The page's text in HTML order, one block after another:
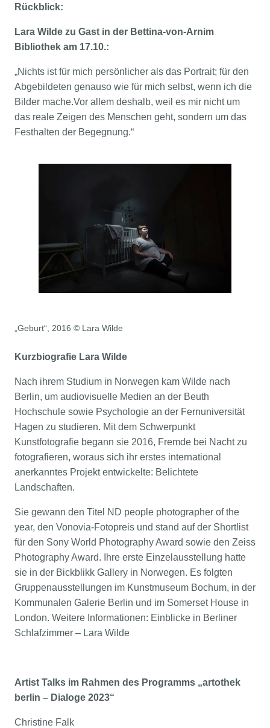
Rückblick:
Lara Wilde zu Gast in der Bettina-von-Arnim
Bibliothek am 17.10.:
„Nichts ist für mich persönlicher als das Portrait; für den
Abgebildeten genauso wie für mich selbst, wenn ich die
Bilder mache.Vor allem deshalb, weil es mir nicht um
das reale Zeigen des Menschen geht, sondern um das
Festhalten der Begegnung.“
„Geburt“, 2016 © Lara Wilde
Kurzbiografie Lara Wilde
Nach ihrem Studium in Norwegen kam Wilde nach
Berlin, um audiovisuelle Medien an der Beuth
Hochschule sowie Psychologie an der Fernuniversität
Hagen zu studieren. Mit dem Schwerpunkt
Kunstfotografie begann sie 2016, Fremde bei Nacht zu
fotografieren, woraus sich ihr erstes international
anerkanntes Projekt entwickelte: Belichtete
Landschaften.
Sie gewann den Titel ND people photographer of the
year, den Vonovia-Fotopreis und stand auf der Shortlist
für den Sony World Photography Award sowie den Zeiss
Photography Award. Ihre erste Einzelausstellung hatte
sie in der Bickblikk Gallery in Norwegen. Es folgten
Gruppenausstellungen im Kunstmuseum Bochum, in der
Kommunalen Galerie Berlin und im Somerset House in
London. Weitere Informationen: Einblicke in Berliner
Schlafzimmer – Lara Wilde
Artist Talks im Rahmen des Programms „artothek
berlin – Dialoge 2023“
Christine Falk